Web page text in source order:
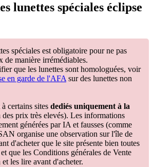
lunettes spéciales éclipse
spéciales est obligatoire pour ne pas
de manière irrémédiables.
que les lunettes sont homologuées, voir
en garde de l'AFA sur des lunettes non
certains sites dediés uniquement à la
des prix très elevés). Les informations
générées par IA et fausses (comme
organise une observation sur l'île de
d'acheter que le site présente bien toutes
que les Conditions générales de Vente
les lire avant d'acheter.